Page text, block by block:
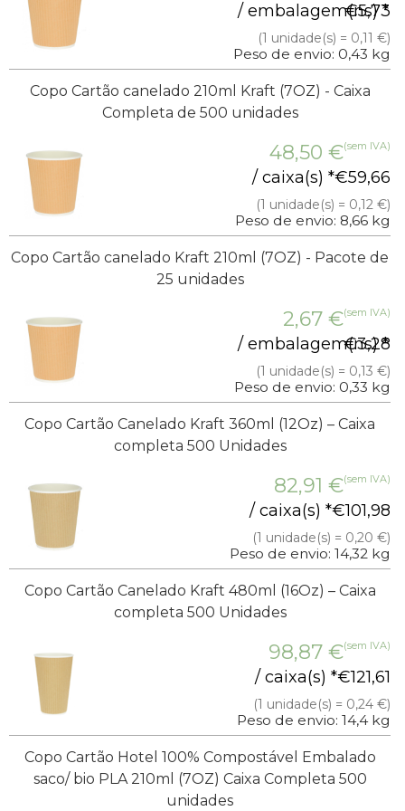
5,73
€
/ embalagem(ns) *
(1 unidade(s) = 0,11 €)
Peso de envio: 0,43 kg
Copo Cartão canelado 210ml Kraft (7OZ) - Caixa
Completa de 500 unidades
48,50 €(sem IVA)
59,66
€
/ caixa(s) *
(1 unidade(s) = 0,12 €)
Peso de envio: 8,66 kg
Copo Cartão canelado Kraft 210ml (7OZ) - Pacote de
25 unidades
2,67 €(sem IVA)
3,28
€
/ embalagem(ns) *
(1 unidade(s) = 0,13 €)
Peso de envio: 0,33 kg
Copo Cartão Canelado Kraft 360ml (12Oz) – Caixa
completa 500 Unidades
82,91 €(sem IVA)
101,98
€
/ caixa(s) *
(1 unidade(s) = 0,20 €)
Peso de envio: 14,32 kg
Copo Cartão Canelado Kraft 480ml (16Oz) – Caixa
completa 500 Unidades
98,87 €(sem IVA)
121,61
€
/ caixa(s) *
(1 unidade(s) = 0,24 €)
Peso de envio: 14,4 kg
Copo Cartão Hotel 100% Compostável Embalado
saco/ bio PLA 210ml (7OZ) Caixa Completa 500
unidades